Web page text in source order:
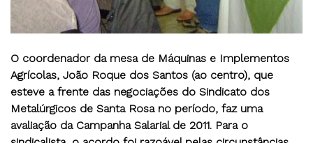
O coordenador da mesa de Máquinas e Implementos
Agrícolas, João Roque dos Santos (ao centro), que
esteve a frente das negociações do Sindicato dos
Metalúrgicos de Santa Rosa no período, faz uma
avaliação da Campanha Salarial de 2011. Para o